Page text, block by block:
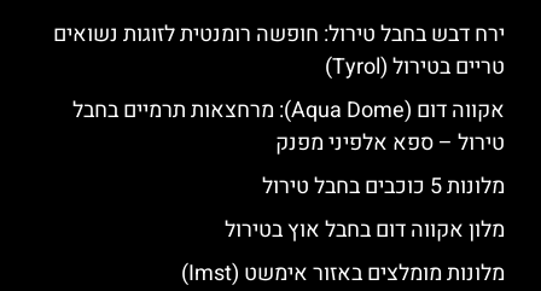
ירח דבש בחבל טירול: חופשה רומנטית לזוגות נשואים
טריים בטירול (Tyrol)
אקווה דום (Aqua Dome): מרחצאות תרמיים בחבל
טירול – ספא אלפיני מפנק
מלונות 5 כוכבים בחבל טירול
מלון אקווה דום בחבל אוץ בטירול
מלונות מומלצים באזור אימשט (Imst)